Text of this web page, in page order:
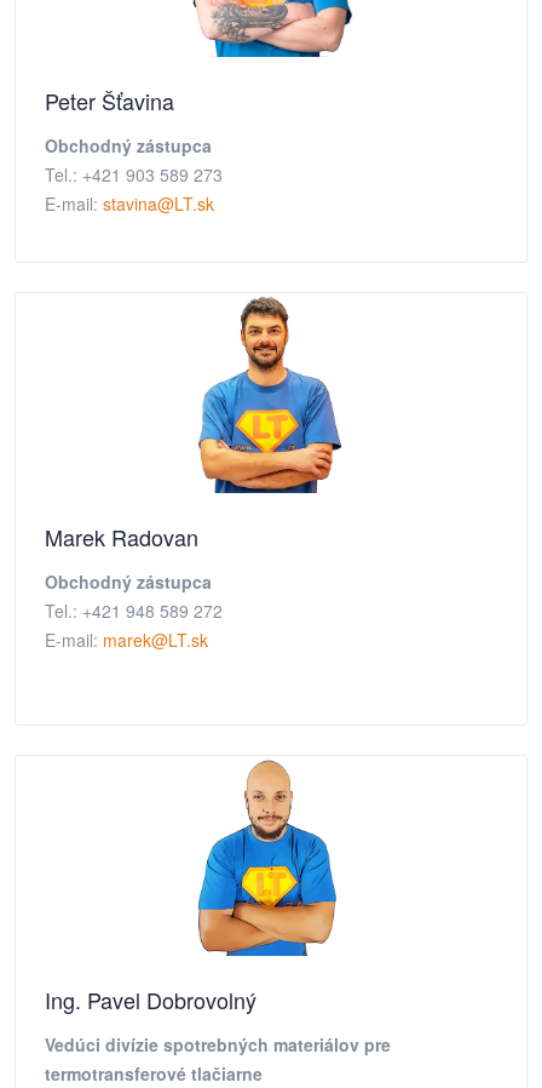
Peter Šťavina
Obchodný zástupca
Tel.: +421 903 589 273
E-mail: stavina@LT.sk
Marek Radovan
Obchodný zástupca
Tel.: +421 948 589 272
E-mail: marek@LT.sk
Ing. Pavel Dobrovolný
Vedúci divízie spotrebných materiálov pre
termotransferové tlačiarne